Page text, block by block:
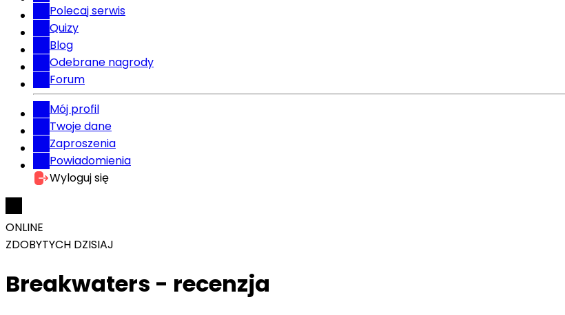
Polecaj serwis
Quizy
Blog
Odebrane nagrody
Forum
Mój profil
Twoje dane
Zaproszenia
Powiadomienia
Wyloguj się
ONLINE
ZDOBYTYCH DZISIAJ
Breakwaters - recenzja